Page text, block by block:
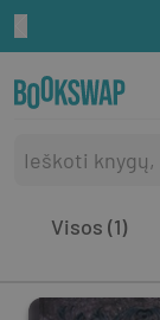
Visos (1)